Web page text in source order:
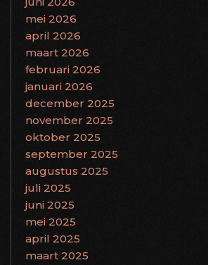
mei 2026
april 2026
maart 2026
februari 2026
januari 2026
december 2025
november 2025
oktober 2025
september 2025
augustus 2025
juli 2025
juni 2025
mei 2025
april 2025
maart 2025